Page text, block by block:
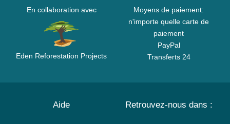
En collaboration avec
Eden Reforestation Projects
Moyens de paiement:
n'importe quelle carte de
paiement
PayPal
Transferts 24
Aide Retrouvez-nous dans :